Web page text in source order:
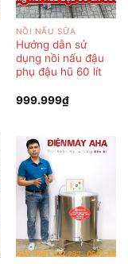
NỒI NẤU SỮA
Hướng dẫn sử
dụng nồi nấu đậu
phụ đậu hũ 60 lít
999.999₫